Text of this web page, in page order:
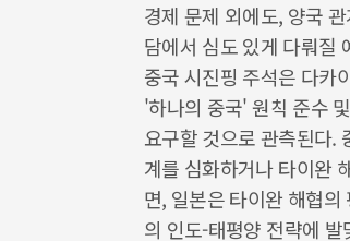
경제 문제 외에도, 양국
담에서 심도 있게 다뤄질
중국 시진핑 주석은 다카
'하나의 중국' 원칙 준수
요구할 것으로 관측된다.
계를 심화하거나 타이완
면, 일본은 타이완 해협
의 인도-태평양 전략에